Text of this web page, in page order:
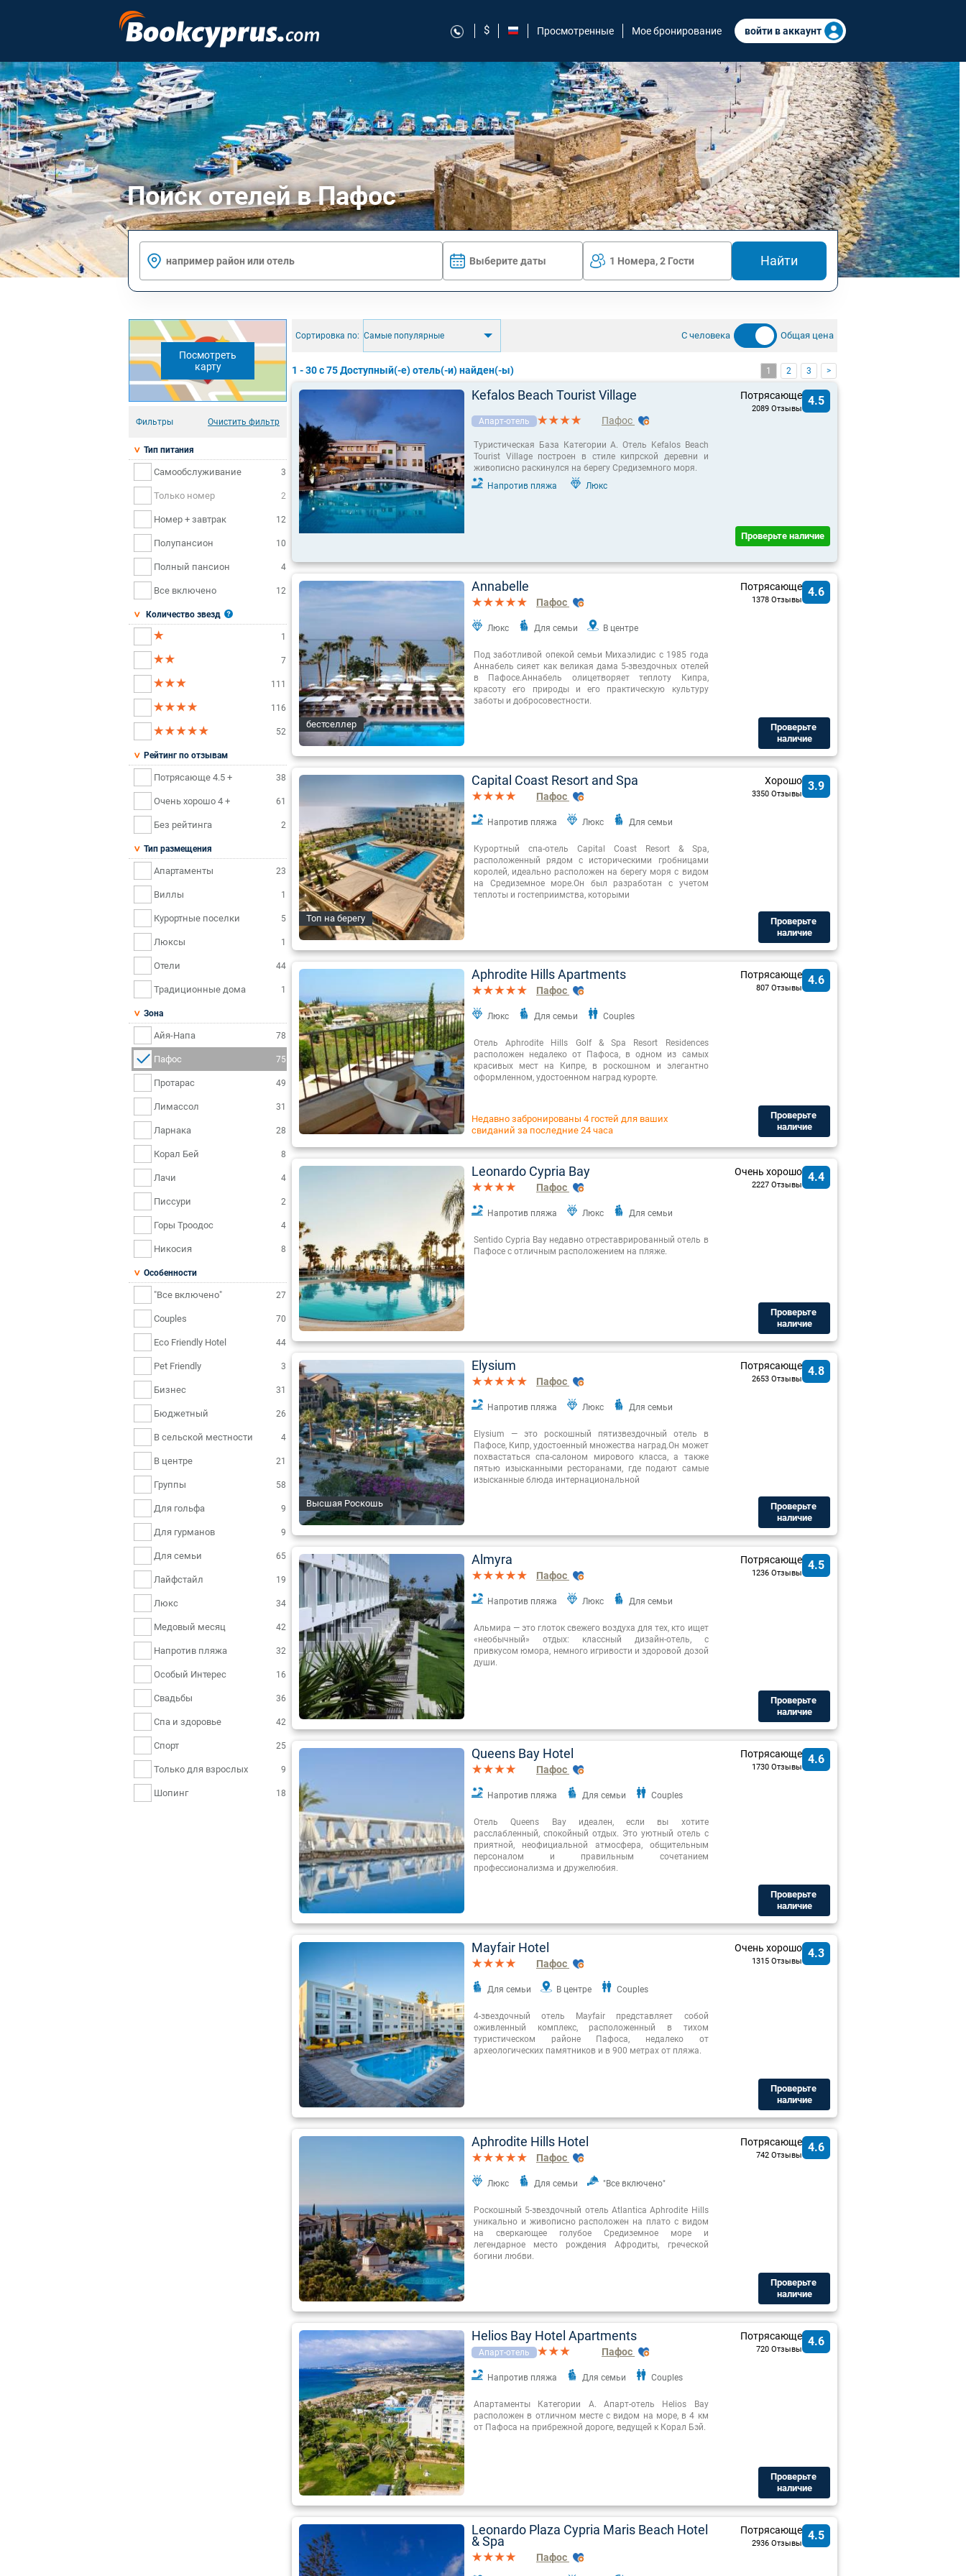
$ Просмотренные Мое бронирование войти в аккаунт
Поиск отелей в Пафос
Выберите даты 1 Номера, 2 Гости Найти
Посмотреть
карту
Фильтры Очистить фильтр
Тип питания
Самообслуживание 3
Только номер 2
Номер + завтрак 12
Полупансион 10
Полный пансион 4
Все включено 12
Количество звезд
1
7
111
116
52
Рейтинг по отзывам
Потрясающе 4.5 + 38
Очень хорошо 4 + 61
Без рейтинга 2
Тип размещения
Апартаменты 23
Виллы 1
Курортные поселки 5
Люксы 1
Отели 44
Традиционные дома 1
Зона
Айя-Напа 78
Пафос 75
Протарас 49
Лимассол 31
Ларнака 28
Корал Бей 8
Лачи 4
Писсури 2
Горы Троодос 4
Никосия 8
Особенности
"Все включено" 27
Couples 70
Eco Friendly Hotel 44
Pet Friendly 3
Бизнес 31
Бюджетный 26
В сельской местности 4
В центре 21
Группы 58
Для гольфа 9
Для гурманов 9
Для семьи 65
Лайфстайл 19
Люкс 34
Медовый месяц 42
Напротив пляжа 32
Особый Интерес 16
Свадьбы 36
Спа и здоровье 42
Спорт 25
Только для взрослых 9
Шопинг 18
Сортировка по: Самые популярные С человека Общая цена
1 - 30с 75 Доступный(-е) отель(-и) найден(-ы) 1 2 3 >
Kefalos Beach Tourist Village
Апарт-отель Пафос
Туристическая База Категории А. Отель Kefalos Beach
Tourist Village построен в стиле кипрской деревни и
живописно раскинулся на берегу Средиземного моря.
Напротив пляжа
Люкс
Потрясающе
2089 Отзывы
4.5
Проверьте ​наличие
бестселлер
Annabelle
Пафос
Люкс Для семьи В центре
Под заботливой опекой семьи Михаэлидис с 1985 года
Аннабель сияет как великая дама 5-звездочных отелей
в Пафосе.Аннабель олицетворяет теплоту Кипра,
красоту его природы и его практическую культуру
заботы и добросовестности.
Потрясающе
1378 Отзывы
4.6
Проверьте ​
наличие
Топ на берегу
Capital Coast Resort and Spa
Пафос
Напротив пляжа Люкс Для семьи
Курортный спа-отель Capital Coast Resort & Spa,
расположенный рядом с историческими гробницами
королей, идеально расположен на берегу моря с видом
на Средиземное море.Он был разработан с учетом
теплоты и гостеприимства, которыми
Хорошо
3350 Отзывы
3.9
Проверьте ​
наличие
Aphrodite Hills Apartments
Пафос
Люкс Для семьи Couples
Отель Aphrodite Hills Golf & Spa Resort Residences
расположен недалеко от Пафоса, в одном из самых
красивых мест на Кипре, в роскошном и элегантно
оформленном, удостоенном наград курорте.
Недавно забронированы 4 гостей для ваших
свиданий за последние 24 часа
Потрясающе
807 Отзывы
4.6
Проверьте ​
наличие
Leonardo Cypria Bay
Пафос
Напротив пляжа Люкс Для семьи
Sentido Cypria Bay недавно отреставрированный отель в
Пафосе с отличным расположением на пляже.
Очень хорошо
2227 Отзывы
4.4
Проверьте ​
наличие
Высшая Роскошь
Elysium
Пафос
Напротив пляжа Люкс Для семьи
Elysium — это роскошный пятизвездочный отель в
Пафосе, Кипр, удостоенный множества наград.Он может
похвастаться спа-салоном мирового класса, а также
пятью изысканными ресторанами, где подают самые
изысканные блюда интернациональной
Потрясающе
2653 Отзывы
4.8
Проверьте ​
наличие
Almyra
Пафос
Напротив пляжа Люкс Для семьи
Альмира — это глоток свежего воздуха для тех, кто ищет
«необычный» отдых: классный дизайн-отель, с
привкусом юмора, немного игривости и здоровой дозой
души.
Потрясающе
1236 Отзывы
4.5
Проверьте ​
наличие
Queens Bay Hotel
Пафос
Напротив пляжа Для семьи Couples
Отель Queens Bay идеален, если вы хотите
расслабленный, спокойный отдых. Это уютный отель с
приятной, неофициальной атмосфера, общительным
персоналом и правильным сочетанием
профессионализма и дружелюбия.
Потрясающе
1730 Отзывы
4.6
Проверьте ​
наличие
Mayfair Hotel
Пафос
Для семьи В центре Couples
4-звездочный отель Mayfair представляет собой
оживленный комплекс, расположенный в тихом
туристическом районе Пафоса, недалеко от
археологических памятников и в 900 метрах от пляжа.
Очень хорошо
1315 Отзывы
4.3
Проверьте ​
наличие
Aphrodite Hills Hotel
Пафос
Люкс Для семьи "Все включено"
Роскошный 5-звездочный отель Atlantica Aphrodite Hills
уникально и живописно расположен на плато с видом
на сверкающее голубое Средиземное море и
легендарное место рождения Афродиты, греческой
богини любви.
Потрясающе
742 Отзывы
4.6
Проверьте ​
наличие
Helios Bay Hotel Apartments
Апарт-отель Пафос
Напротив пляжа Для семьи Couples
Апартаменты Категории А. Апарт-отель Helios Bay
расположен в отличном месте с видом на море, в 4 км
от Пафоса на прибрежной дороге, ведущей к Корал Бэй.
Потрясающе
720 Отзывы
4.6
Проверьте ​
наличие
Leonardo Plaza Cypria Maris Beach Hotel
& Spa
Пафос
Потрясающе
2936 Отзывы
4.5